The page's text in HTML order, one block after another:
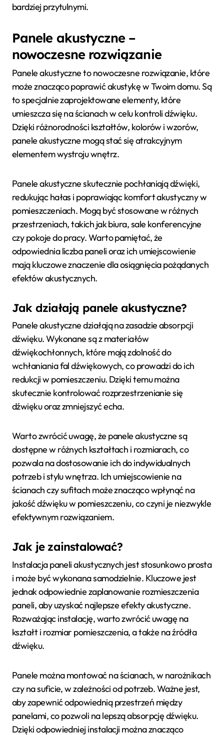
bardziej przytulnymi.
Panele akustyczne –
nowoczesne rozwiązanie
Panele akustyczne to nowoczesne rozwiązanie, które
może znacząco poprawić akustykę w Twoim domu. Są
to specjalnie zaprojektowane elementy, które
umieszcza się na ścianach w celu kontroli dźwięku.
Dzięki różnorodności kształtów, kolorów i wzorów,
panele akustyczne mogą stać się atrakcyjnym
elementem wystroju wnętrz.
Panele akustyczne skutecznie pochłaniają dźwięki,
redukując hałas i poprawiając komfort akustyczny w
pomieszczeniach. Mogą być stosowane w różnych
przestrzeniach, takich jak biura, sale konferencyjne
czy pokoje do pracy. Warto pamiętać, że
odpowiednia liczba paneli oraz ich umiejscowienie
mają kluczowe znaczenie dla osiągnięcia pożądanych
efektów akustycznych.
Jak działają panele akustyczne?
Panele akustyczne działają na zasadzie absorpcji
dźwięku. Wykonane są z materiałów
dźwiękochłonnych, które mają zdolność do
wchłaniania fal dźwiękowych, co prowadzi do ich
redukcji w pomieszczeniu. Dzięki temu można
skutecznie kontrolować rozprzestrzenianie się
dźwięku oraz zmniejszyć echa.
Warto zwrócić uwagę, że panele akustyczne są
dostępne w różnych kształtach i rozmiarach, co
pozwala na dostosowanie ich do indywidualnych
potrzeb i stylu wnętrza. Ich umiejscowienie na
ścianach czy sufitach może znacząco wpłynąć na
jakość dźwięku w pomieszczeniu, co czyni je niezwykle
efektywnym rozwiązaniem.
Jak je zainstalować?
Instalacja paneli akustycznych jest stosunkowo prosta
i może być wykonana samodzielnie. Kluczowe jest
jednak odpowiednie zaplanowanie rozmieszczenia
paneli, aby uzyskać najlepsze efekty akustyczne.
Rozważając instalację, warto zwrócić uwagę na
kształt i rozmiar pomieszczenia, a także na źródła
dźwięku.
Panele można montować na ścianach, w narożnikach
czy na suficie, w zależności od potrzeb. Ważne jest,
aby zapewnić odpowiednią przestrzeń między
panelami, co pozwoli na lepszą absorpcję dźwięku.
Dzięki odpowiedniej instalacji można znacząco